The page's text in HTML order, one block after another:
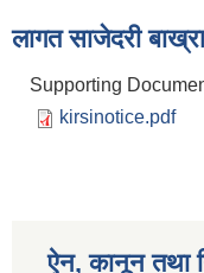
लागत साजेदरी
Supporting
kirsinotice.pdf
ऐन, कानून तथा